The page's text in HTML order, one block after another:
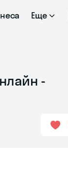
Еще
-